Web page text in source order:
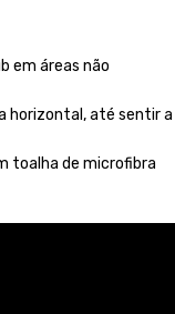
em áreas não
horizontal, até sentir a
toalha de microfibra